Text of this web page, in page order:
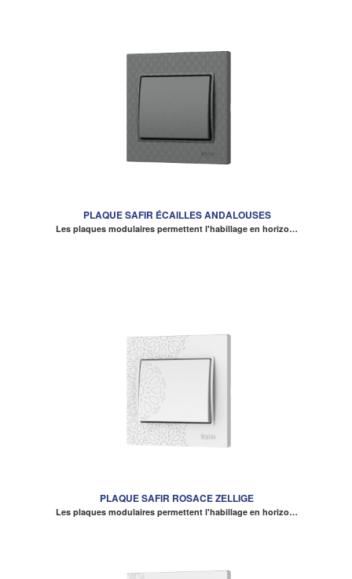
PLAQUE SAFIR ÉCAILLES ANDALOUSES
Les plaques modulaires permettent l'habillage en horizo…
PLAQUE SAFIR ROSACE ZELLIGE
Les plaques modulaires permettent l'habillage en horizo…